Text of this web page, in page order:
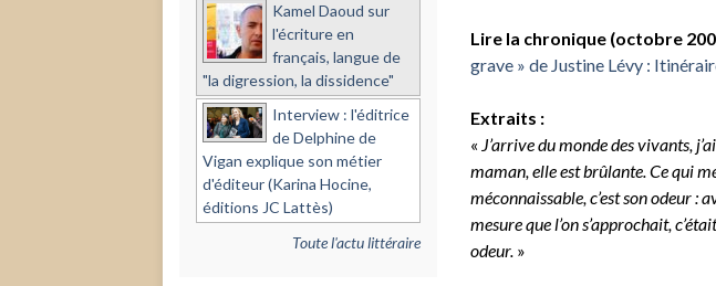
Lire la chronique (octobre
grave » de Justine Lévy :
Extraits :
« J’arrive du monde des vivants,
maman, elle est brûlante. Ce qui
méconnaissable, c’est son odeur
mesure que l’on s’approchait,
odeur.»
Kamel Daoud sur
l'écriture en
français, langue de
"la digression, la dissidence"
Interview : l'éditrice
de Delphine de
Vigan explique son métier
d'éditeur (Karina Hocine,
éditions JC Lattès)
Toute l'actu littéraire